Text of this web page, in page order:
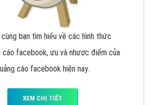
bạn tìm hiểu về các hình thức
cáo facebook, ưu và nhược điểm của
cáo facebook hiện nay.
XEM CHI TIẾT